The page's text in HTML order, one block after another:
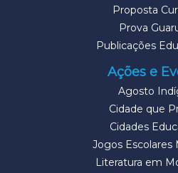
Proposta
Prova
Publicações
Ações e
Agosto
Cidade que
Cidades
Jogos Escolares
Literatura em